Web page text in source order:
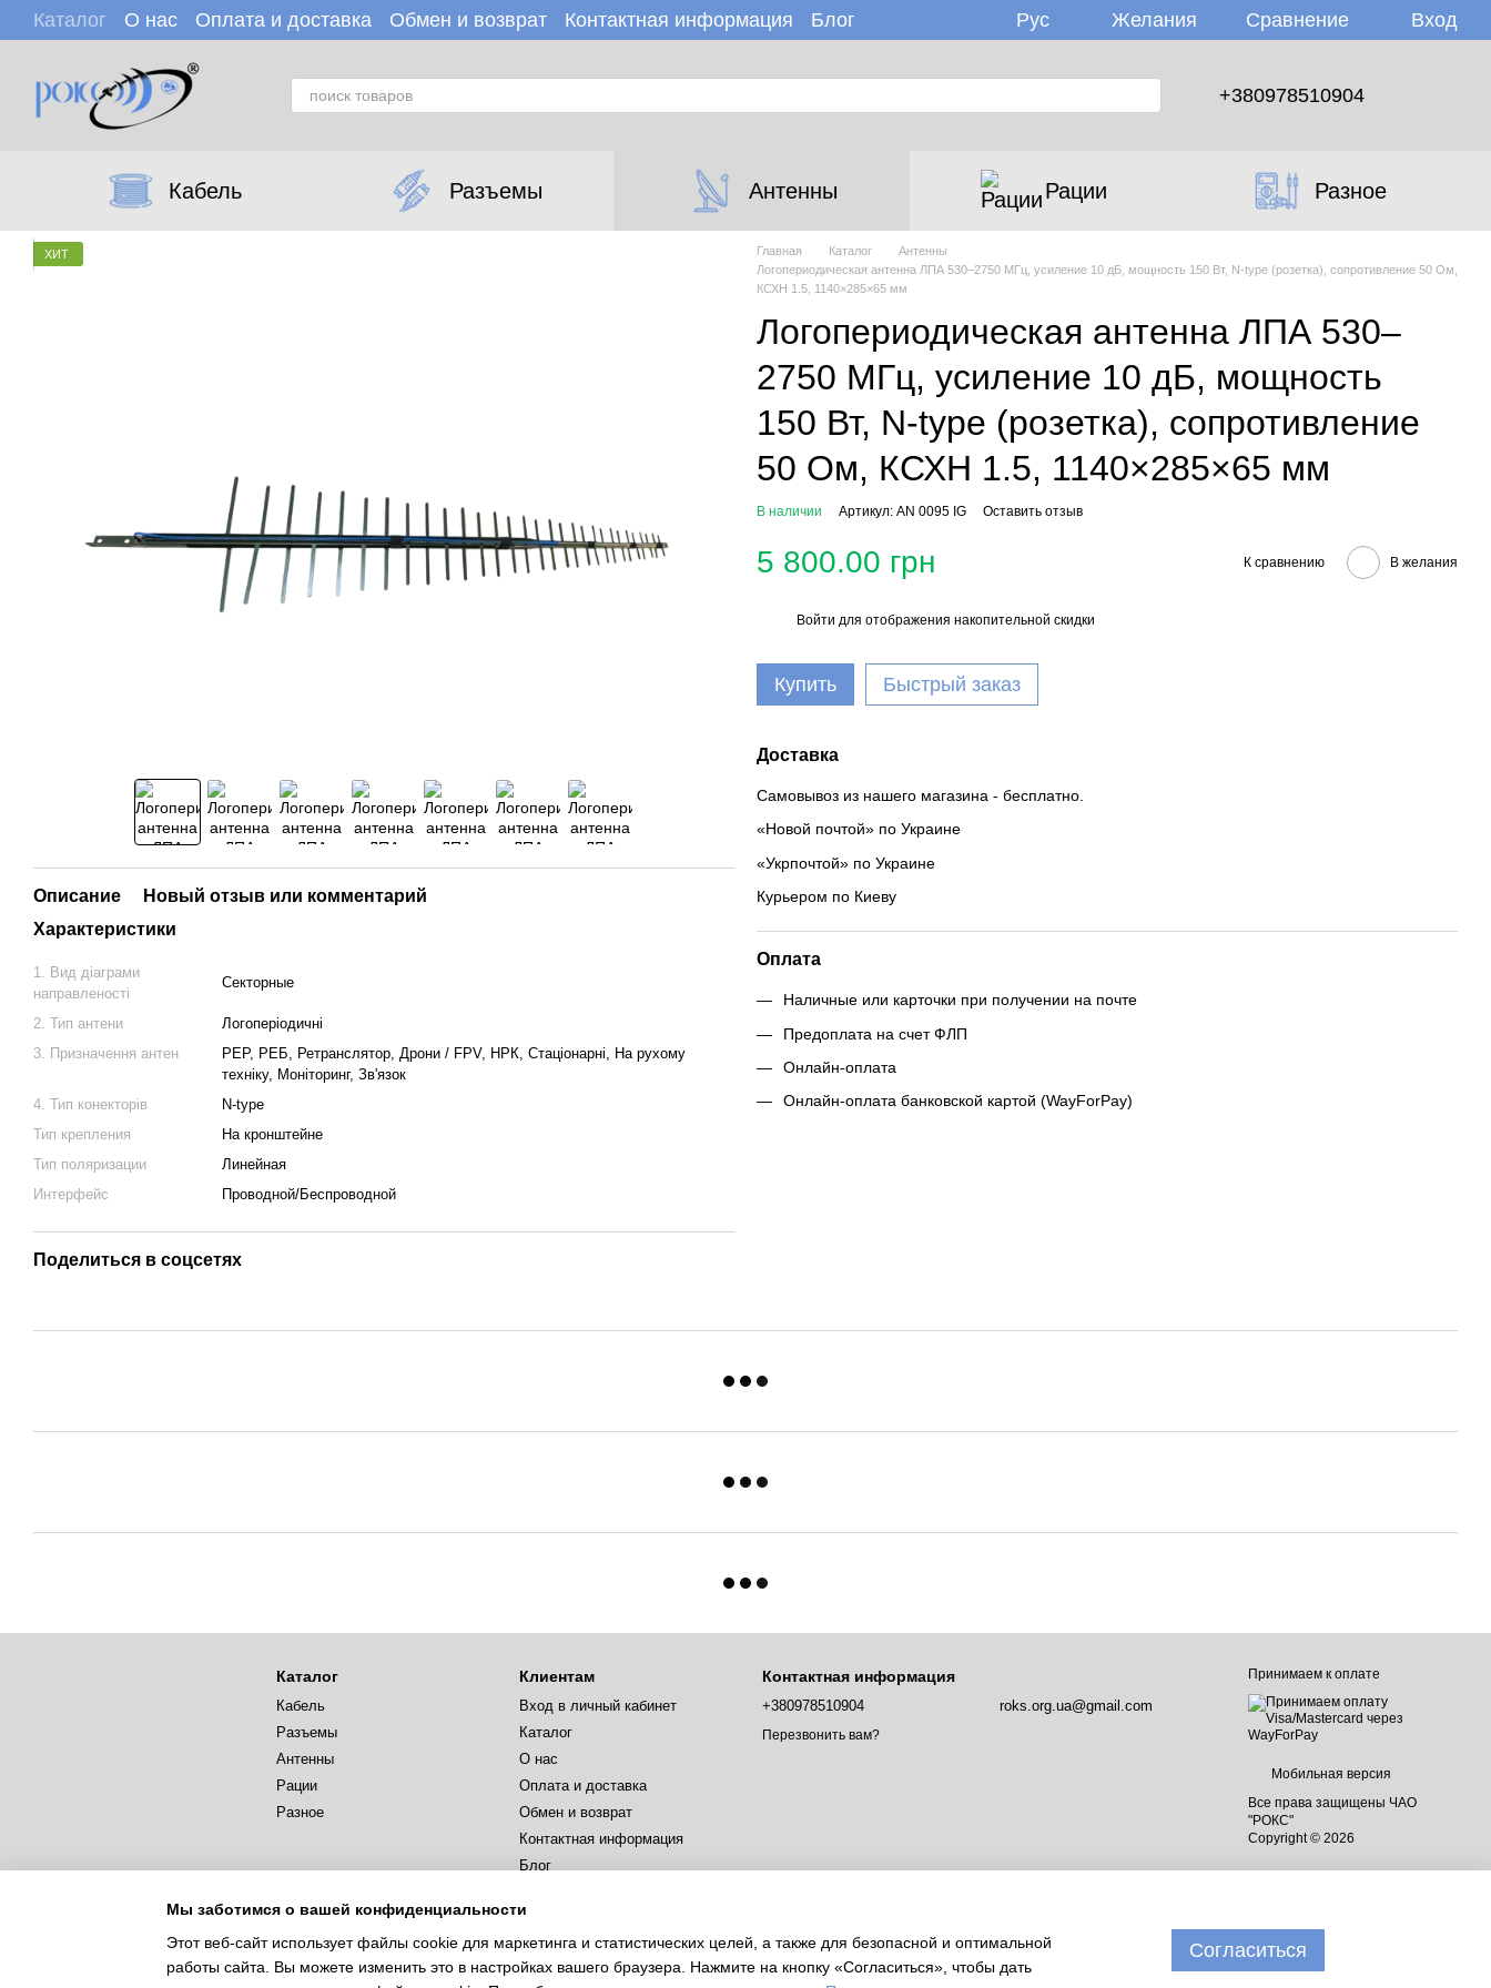
Перейти к основному контенту
Каталог О нас Оплата и доставка Обмен и возврат Контактная информация
Блог
Рус Желания Сравнение Вход
+380978510904
Кабель Разъемы Антенны Рации Разное
ХИТ
Описание
Новый отзыв или комментарий
Характеристики
1. Вид діаграми
направленості
Секторные
2. Тип антени
Логоперіодичні
3. Призначення антен
РЕР, РЕБ, Ретранслятор, Дрони / FPV, НРК, Стаціонарні, На рухому
техніку, Моніторинг, Зв'язок
4. Тип конекторів
N-type
Тип крепления
На кронштейне
Тип поляризации
Линейная
Интерфейс
Проводной/Беспроводной
Поделиться в соцсетях
Главная Каталог
Антенны
Логопериодическая антенна ЛПА 530–2750 МГц, усиление 10 дБ, мощность 150 Вт, N-type (розетка), сопротивление 50 Ом,
КСХН 1.5, 1140×285×65 мм
Логопериодическая антенна ЛПА 530–
2750 МГц, усиление 10 дБ, мощность
150 Вт, N-type (розетка), сопротивление
50 Ом, КСХН 1.5, 1140×285×65 мм
В наличии Артикул: AN 0095 IG Оставить отзыв
5 800.00 грн К сравнению В желания
Войти для отображения накопительной скидки
Купить Быстрый заказ
Доставка
Самовывоз из нашего магазина - бесплатно.
«Новой почтой» по Украине
«Укрпочтой» по Украине
Курьером по Киеву
Оплата
Наличные или карточки при получении на почте
Предоплата на счет ФЛП
Онлайн-оплата
Онлайн-оплата банковской картой (WayForPay)
Каталог
Кабель
Разъемы
Антенны
Рации
Разное
Клиентам
Вход в личный кабинет
Каталог
О нас
Оплата и доставка
Обмен и возврат
Контактная информация
Блог
Отзывы о магазине
Новости
Контактная информация
+380978510904
Перезвонить вам?
roks.org.ua@gmail.com
Принимаем к оплате
Мобильная версия
Все права защищены ЧАО
"РОКС"
Copyright © 2026
Мы заботимся о вашей конфиденциальности
Этот веб-сайт использует файлы cookie для маркетинга и статистических целей, а также для безопасной и оптимальной
работы сайта. Вы можете изменить это в настройках вашего браузера. Нажмите на кнопку «Согласиться», чтобы дать
Согласиться